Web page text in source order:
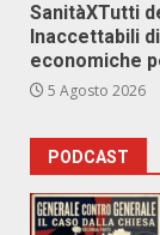
SanitàXTutti
Inaccettabili
economiche
5 Agosto 2026
PODCAST